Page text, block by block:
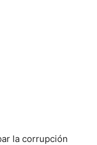
la corrupción